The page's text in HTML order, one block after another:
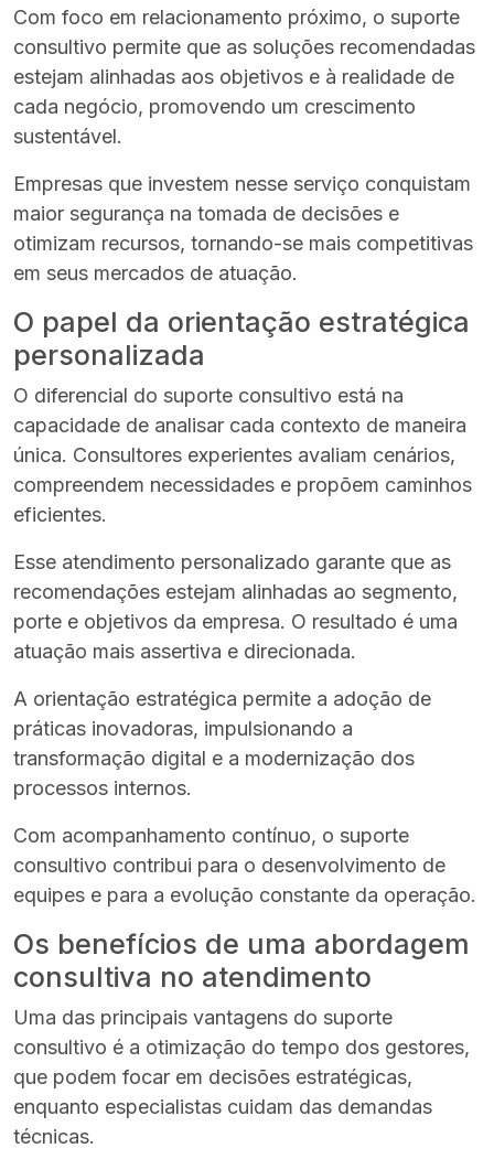
Com foco em relacionamento próximo, o suporte
consultivo permite que as soluções recomendadas
estejam alinhadas aos objetivos e à realidade de
cada negócio, promovendo um crescimento
sustentável.
Empresas que investem nesse serviço conquistam
maior segurança na tomada de decisões e
otimizam recursos, tornando-se mais competitivas
em seus mercados de atuação.
O papel da orientação estratégica
personalizada
O diferencial do suporte consultivo está na
capacidade de analisar cada contexto de maneira
única. Consultores experientes avaliam cenários,
compreendem necessidades e propõem caminhos
eficientes.
Esse atendimento personalizado garante que as
recomendações estejam alinhadas ao segmento,
porte e objetivos da empresa. O resultado é uma
atuação mais assertiva e direcionada.
A orientação estratégica permite a adoção de
práticas inovadoras, impulsionando a
transformação digital e a modernização dos
processos internos.
Com acompanhamento contínuo, o suporte
consultivo contribui para o desenvolvimento de
equipes e para a evolução constante da operação.
Os benefícios de uma abordagem
consultiva no atendimento
Uma das principais vantagens do suporte
consultivo é a otimização do tempo dos gestores,
que podem focar em decisões estratégicas,
enquanto especialistas cuidam das demandas
técnicas.